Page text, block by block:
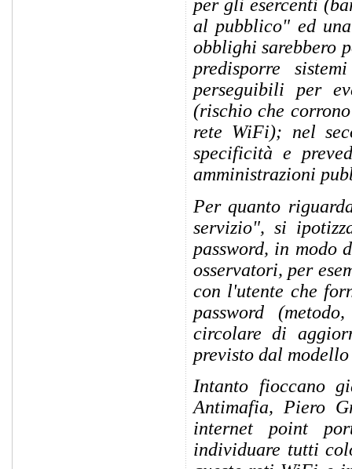
per gli esercenti
al pubblico" ed
obblighi sarebbero
predisporre
perseguibili per
(rischio che
rete WiFi); nel
specificità e
amministrazioni
Per quanto
servizio", si
password, in modo
osservatori, per
con l'utente che
password
circolare di
previsto dal
Intanto fioccano
Antimafia, Piero
internet point
individuare tutti